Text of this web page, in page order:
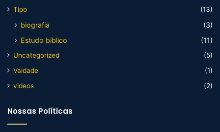
Tipo
(13)
biografia
(3)
Estudo biblico
(11)
Uncategorized
(5)
Vaidade
(1)
videos
(2)
Nossas Políticas